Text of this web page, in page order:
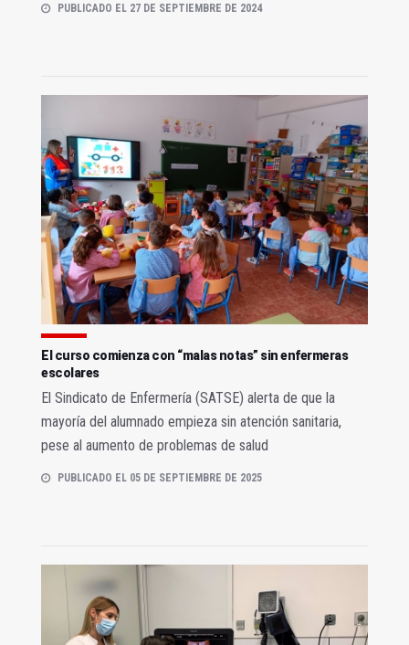
PUBLICADO EL 27 DE SEPTIEMBRE DE 2024
El curso comienza con “malas notas” sin enfermeras
escolares
El Sindicato de Enfermería (SATSE) alerta de que la
mayoría del alumnado empieza sin atención sanitaria,
pese al aumento de problemas de salud
PUBLICADO EL 05 DE SEPTIEMBRE DE 2025